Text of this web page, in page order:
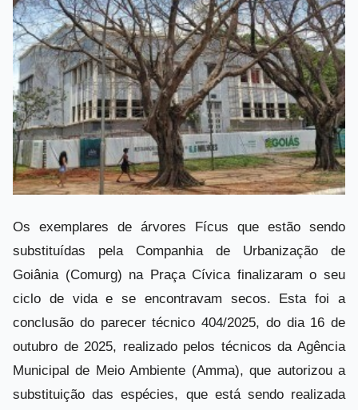
Os exemplares de árvores Fícus que estão sendo
substituídas pela Companhia de Urbanização de
Goiânia (Comurg) na Praça Cívica finalizaram o seu
ciclo de vida e se encontravam secos. Esta foi a
conclusão do parecer técnico 404/2025, do dia 16 de
outubro de 2025, realizado pelos técnicos da Agência
Municipal de Meio Ambiente (Amma), que autorizou a
substituição das espécies, que está sendo realizada